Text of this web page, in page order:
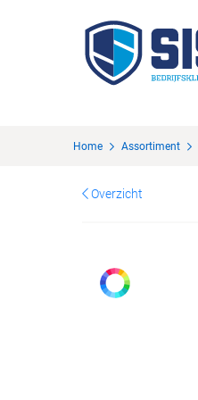
Home Assortiment
Overzicht